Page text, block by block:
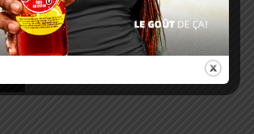
je commenterai.
tous les nouveaux commentaires par e-mail.
tous les nouveaux articles par e-mail.